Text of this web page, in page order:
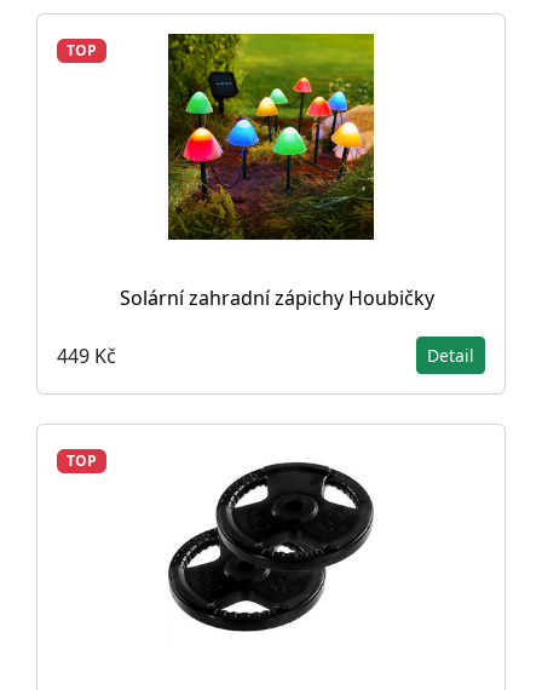
TOP
Solární zahradní zápichy Houbičky
449 Kč Detail
TOP